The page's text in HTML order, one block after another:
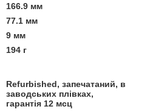
166.9 мм
77.1 мм
9 мм
194 г
Refurbіshed, запечатаний, в
заводських плівках,
гарантія 12 мсц